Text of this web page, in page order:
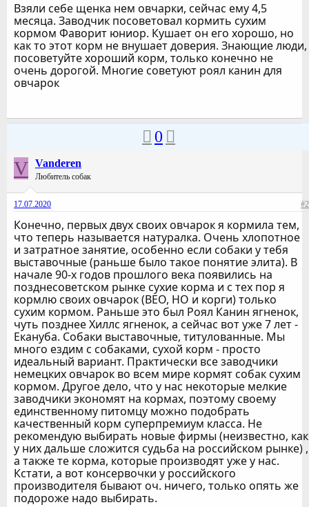
Взяли себе щенка нем овчарки, сейчас ему 4,5
месяца. Заводчик посоветовал кормить сухим
кормом Фаворит юниор. Кушает он его хорошо, но
как то этот корм не внушает доверия. Знающие люди,
посоветуйте хороший корм, только конечно не
очень дорогой. Многие советуют роял канин для
овчарок
0
V Vanderen
Любитель собак
17.07.2020 #2
Конечно, первых двух своих овчарок я кормила тем,
что теперь называется натуралка. Очень хлопотное
и затратное занятие, особенно если собаки у тебя
выставочные (раньше было такое понятие элита). В
начале 90-х годов прошлого века появились на
позднесоветском рынке сухие корма и с тех пор я
кормлю своих овчарок (ВЕО, НО и корги) только
сухим кормом. Раньше это был Роял Канин ягненок,
чуть позднее Хиллс ягненок, а сейчас вот уже 7 лет -
Екануба. Собаки выставочные, титулованные. Мы
много ездим с собаками, сухой корм - просто
идеальный вариант. Практически все заводчики
немецких овчарок во всем мире кормят собак сухим
кормом. Другое дело, что у нас некоторые мелкие
заводчики экономят на кормах, поэтому своему
единственному питомцу можно подобрать
качественный корм суперпремиум класса. Не
рекомендую выбирать новые фирмы (неизвестно, как
у них дальше сложится судьба на российском рынке) ,
а также те корма, которые производят уже у нас.
Кстати, а вот консервочки у российского
производителя бывают оч. ничего, только опять же
подороже надо выбирать.